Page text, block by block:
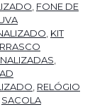
, FONE DE
, KIT
,
, RELÓGIO
SACOLA